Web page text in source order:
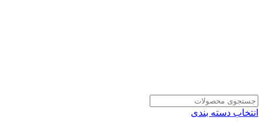
انتخاب دسته بندی